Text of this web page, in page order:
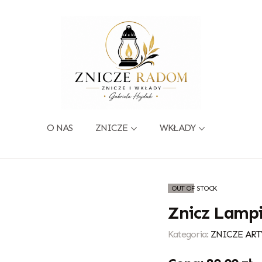
O NAS ZNICZE WKŁADY
OUT OF STOCK
Znicz
Kategoria: ZNICZE